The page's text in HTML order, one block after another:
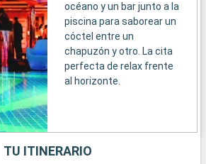
océano y un bar junto a la
piscina para saborear un
cóctel entre un
chapuzón y otro. La cita
perfecta de relax frente
al horizonte.
TU ITINERARIO